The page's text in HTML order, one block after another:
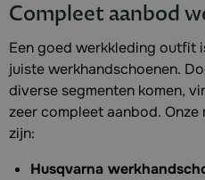
Compleet aanbod
Een goed werkkleding outfit
juiste werkhandschoenen.
diverse segmenten komen,
zeer compleet aanbod.
zijn:
Husqvarna